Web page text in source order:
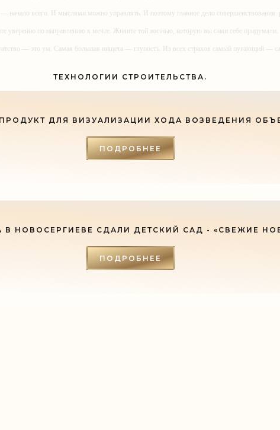
всего. И мыслями можно управлять. И поэтому главное дело совершенствования:
уверенно по направлению к мечте. Живите той жизнью, которую вы сами себе придумали.
— это ум. Самая большая нищета — глупость. Из всех страхов самый пугающий —
ТЕХНОЛОГИИ СТРОИТЕЛЬСТВА.
ДЛЯ ВИЗУАЛИЗАЦИИ ХОДА ВОЗВЕДЕНИЯ
ПОДРОБНЕЕ
НОВОСЕРГИЕВЕ СДАЛИ ДЕТСКИЙ САД - «СВЕЖИЕ
ПОДРОБНЕЕ